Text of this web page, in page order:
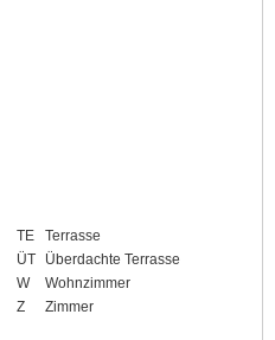
TE
Terrasse
ÜT
Überdachte Terrasse
W
Wohnzimmer
Z
Zimmer